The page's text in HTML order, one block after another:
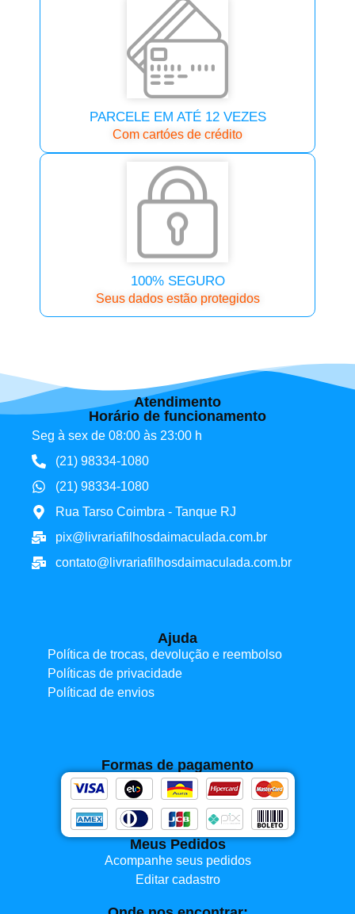
PARCELE EM ATÉ 12 VEZES
Com cartóes de crédito
100% SEGURO
Seus dados estão protegidos
Atendimento
Horário de funcionamento
Seg à sex de 08:00 às 23:00 h
(21) 98334-1080
(21) 98334-1080
Rua Tarso Coimbra - Tanque RJ
pix@livrariafilhosdaimaculada.com.br
contato@livrariafilhosdaimaculada.com.br
Ajuda
Política de trocas, devolução e reembolso
Políticas de privacidade
Políticad de envios
Formas de pagamento
Meus Pedidos
Acompanhe seus pedidos
Editar cadastro